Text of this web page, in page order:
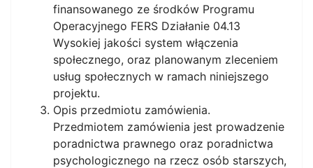
finansowanego ze środków Programu
Operacyjnego FERS Działanie 04.13
Wysokiej jakości system włączenia
społecznego, oraz planowanym zleceniem
usług społecznych w ramach niniejszego
projektu.
Opis przedmiotu zamówienia.
Przedmiotem zamówienia jest prowadzenie
poradnictwa prawnego oraz poradnictwa
psychologicznego na rzecz osób starszych,